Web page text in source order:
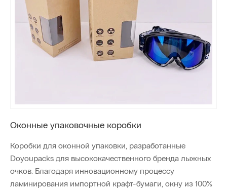
Оконные упаковочные коробки
Коробки для оконной упаковки, разработанные
Doyoupacks для высококачественного бренда лыжных
очков. Благодаря инновационному процессу
ламинирования импортной крафт-бумаги, окну из 100%